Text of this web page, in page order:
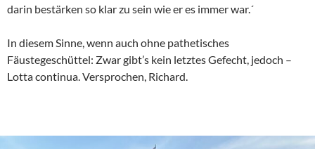
darin bestärken so klar zu sein wie er es immer war.´
In diesem Sinne, wenn auch ohne pathetisches
Fäustegeschüttel: Zwar gibt’s kein letztes Gefecht, jedoch –
Lotta continua. Versprochen, Richard.